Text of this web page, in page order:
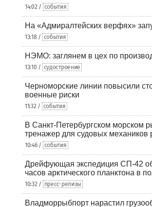
14:02 / события
На «Адмиралтейских верфях»
13:18 / события
НЭМО: заглянем в цех по
13:10 / судостроение
Черноморские линии повысили
военные риски
11:32 / события
В Санкт-Петербургском морском
тренажер для судовых
10:46 / события
Дрейфующая экспедиция СП-42
часов арктического планктона в
10:32 / пресс-релизы
Владморрыбпорт нарастил